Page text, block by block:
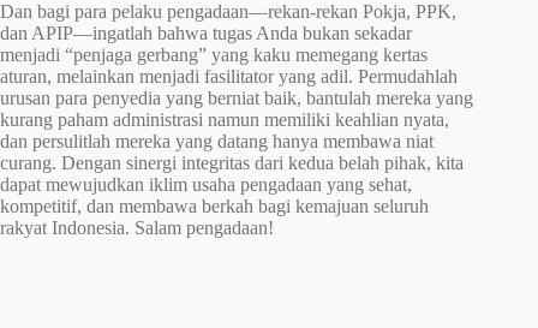
Dan bagi para pelaku pengadaan—rekan-rekan Pokja, PPK,
dan APIP—ingatlah bahwa tugas Anda bukan sekadar
menjadi “penjaga gerbang” yang kaku memegang kertas
aturan, melainkan menjadi fasilitator yang adil. Permudahlah
urusan para penyedia yang berniat baik, bantulah mereka yang
kurang paham administrasi namun memiliki keahlian nyata,
dan persulitlah mereka yang datang hanya membawa niat
curang. Dengan sinergi integritas dari kedua belah pihak, kita
dapat mewujudkan iklim usaha pengadaan yang sehat,
kompetitif, dan membawa berkah bagi kemajuan seluruh
rakyat Indonesia. Salam pengadaan!